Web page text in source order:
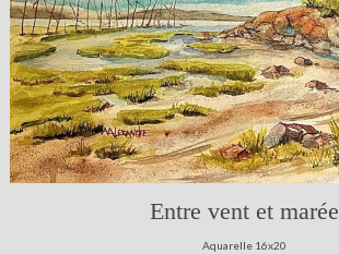
Entre vent et marée
Aquarelle 16x20